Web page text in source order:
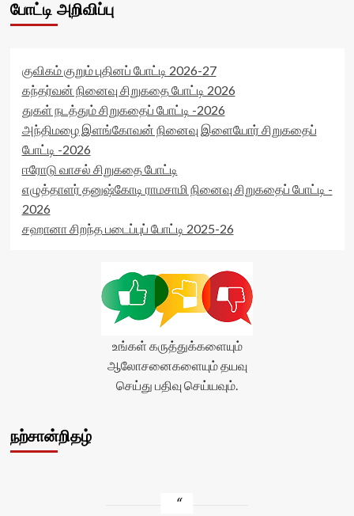
போட்டி அறிவிப்பு
குவிகம் குறும் புதினப் போட்டி 2026-27
கந்தர்வன் நினைவு சிறுகதை போட்டி 2026
துகள் நடத்தும் சிறுகதைப் போட்டி -2026
அந்திமழை இளங்கோவன் நினைவு இளையோர் சிறுகதைப்
போட்டி -2026
ஈரோடு வாசல் சிறுகதை போட்டி
எழுத்தாளர் தனுஷ்கோடி ராமசாமி நினைவு சிறுகதைப் போட்டி -
2026
சஹானா சிறந்த படைப்புப் போட்டி 2025-26
உங்கள் கருத்துக்களையும்
ஆலோசனைகளையும் தயவு
செய்து பதிவு செய்யவும்.
நற்சான்றிதழ்